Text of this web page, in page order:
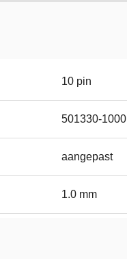
10 pin
501330-1000
aangepast
1.0 mm